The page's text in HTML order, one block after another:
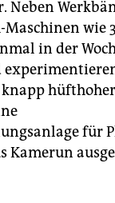
Neben
wie
in der
hüfthoher
für
Kamerun